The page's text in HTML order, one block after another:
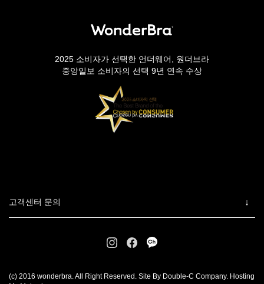
2025 소비자가 선택한 언더웨어, 원더브라
중앙일보 소비자의 선택 9년 연속 수상
고객센터 문의
(c) 2016 wonderbra. All Right Reserved. Site By Double-C Company. Hosting